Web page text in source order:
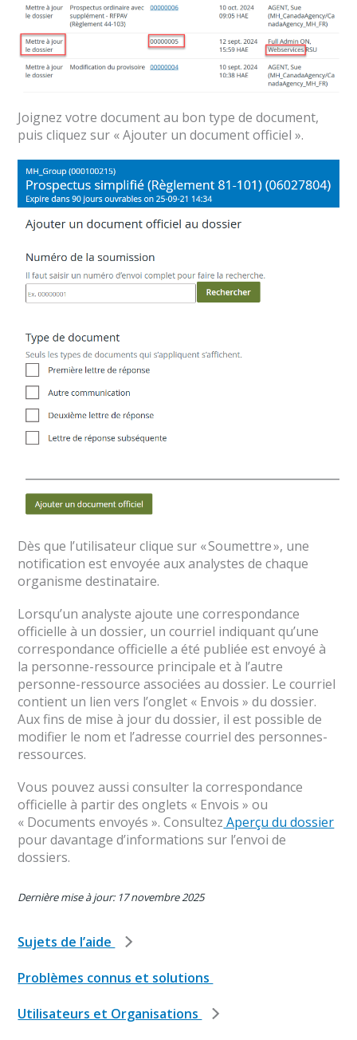
Sujets de l’aide
Problèmes connus et solutions
Utilisateurs et Organisations
Joignez votre document au bon type de document,
puis cliquez sur « Ajouter un document officiel ».
Dès que l’utilisateur clique sur « Soumettre », une
notification est envoyée aux analystes de chaque
organisme destinataire.
Lorsqu’un analyste ajoute une correspondance
officielle à un dossier, un courriel indiquant qu’une
correspondance officielle a été publiée est envoyé à
la personne-ressource principale et à l’autre
personne-ressource associées au dossier. Le courriel
contient un lien vers l’onglet « Envois » du dossier.
Aux fins de mise à jour du dossier, il est possible de
modifier le nom et l’adresse courriel des personnes-
ressources.
Vous pouvez aussi consulter la correspondance
officielle à partir des onglets « Envois » ou
« Documents envoyés ». Consultez Aperçu du dossier
pour davantage d’informations sur l’envoi de
dossiers.
Dernière mise à jour: 17 novembre 2025